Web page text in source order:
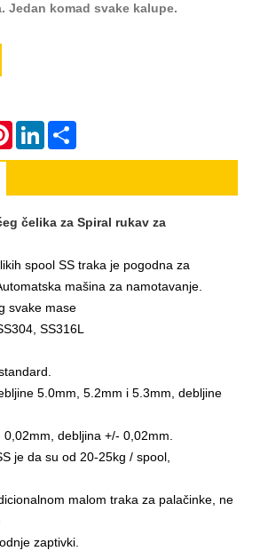
Jedan komad svake kalupe.
PinterestLinkedIn
čelika za Spiral rukav za
spool SS traka je pogodna za
mašina za namotavanje.
svake mase
SS316L
5.0mm, 5.2mm i 5.3mm, debljine
debljina +/- 0,02mm.
je da su od 20-25kg / spool,
malom traka za palačinke, ne
zaptivki.